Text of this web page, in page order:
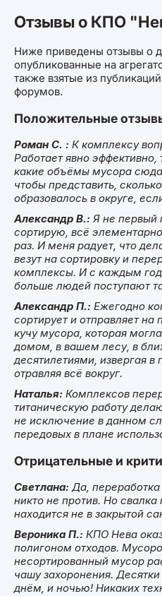
Отзывы о КПО
Ниже приведены отзывы о
опубликованные на
также взятые из
форумов.
Положительные
Роман С. : К комплексу
Работает явно эффективно,
какие объёмы мусора
чтобы представить,
образовалось в округе,
Александр В.: Я не первый
сортирую, всё
раз. И меня радует, что
везут на сортировку и
комплексы. И с каждым
больше людей поступают
Александр П.: Ежегодно
сортирует и отправляет на
кучу мусора, которая
домом, в вашем лесу, в
десятилетиями, извергая в
отравляя всё вокруг.
Наталья: Комплексов
титаническую работу
не исключение в данном
передовых в плане
Отрицательные и
Светлана: Да,
никто не против. Но
находится не в закрытой
Вероника П.: КПО Нева
полигоном отходов.
несортированный мусор
чашу захоронения.
днём, и ночью! Никаких